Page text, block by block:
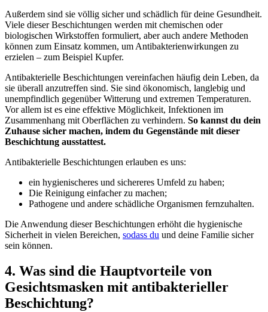
Außerdem sind sie völlig sicher und schädlich für deine Gesundheit.
Viele dieser Beschichtungen werden mit chemischen oder
biologischen Wirkstoffen formuliert, aber auch andere Methoden
können zum Einsatz kommen, um Antibakterienwirkungen zu
erzielen – zum Beispiel Kupfer.
Antibakterielle Beschichtungen vereinfachen häufig dein Leben, da
sie überall anzutreffen sind. Sie sind ökonomisch, langlebig und
unempfindlich gegenüber Witterung und extremen Temperaturen.
Vor allem ist es eine effektive Möglichkeit, Infektionen im
Zusammenhang mit Oberflächen zu verhindern. So kannst du dein
Zuhause sicher machen, indem du Gegenstände mit dieser
Beschichtung ausstattest.
Antibakterielle Beschichtungen erlauben es uns:
ein hygienischeres und sichereres Umfeld zu haben;
Die Reinigung einfacher zu machen;
Pathogene und andere schädliche Organismen fernzuhalten.
Die Anwendung dieser Beschichtungen erhöht die hygienische
Sicherheit in vielen Bereichen, sodass du und deine Familie sicher
sein können.
4. Was sind die Hauptvorteile von
Gesichtsmasken mit antibakterieller
Beschichtung?